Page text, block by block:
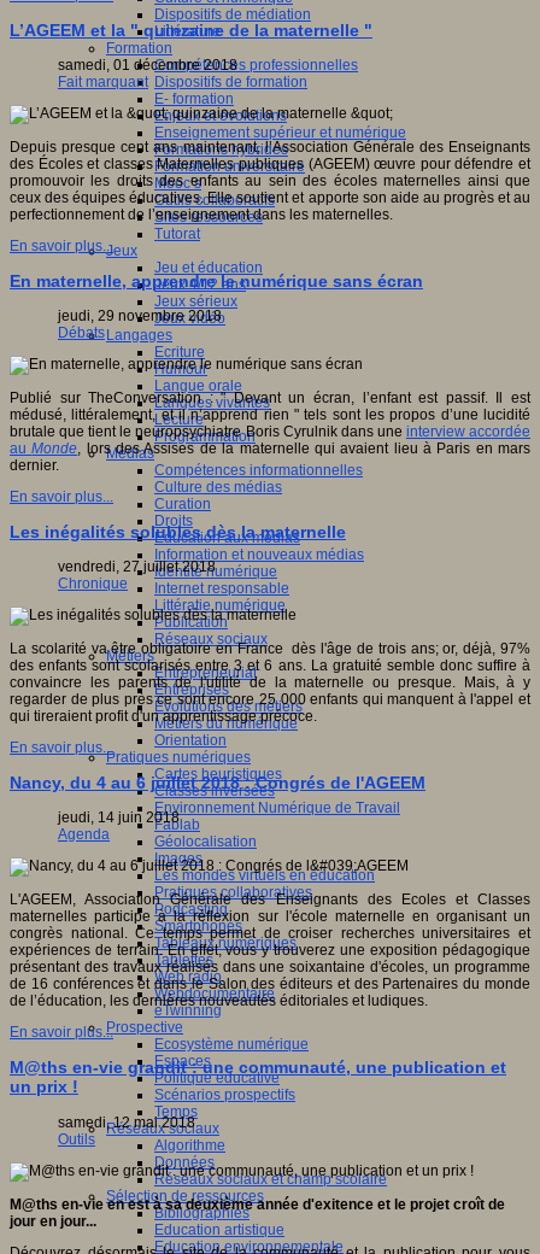
Dispositifs de médiation
Littérature
Formation
Compétences professionnelles
Dispositifs de formation
E- formation
Enjeux et évolutions
Enseignement supérieur et numérique
Formations hybrides
Formation universitaire
Mooc’s
Outils collaboratifs
Sites ressources
Tutorat
Jeux
Jeu et éducation
Jeux 4/12 ans
Jeux sérieux
Jeux vidéo
Langages
Ecriture
Humour
Langue orale
Langues vivantes
Lecture
Programmation
Médias
Compétences informationnelles
Culture des médias
Curation
Droits
Education aux médias
Information et nouveaux médias
Identité numérique
Internet responsable
Littératie numérique
Publication
Réseaux sociaux
Métiers
Entrepreneuriat
Entreprises
Evolutions des métiers
Métiers du numérique
Orientation
Pratiques numériques
Cartes heuristiques
Classes inversées
Environnement Numérique de Travail
Fablab
Géolocalisation
Images
Les mondes virtuels en éducation
Pratiques collaboratives
Podcasting
Smartphones
Tableaux numériques
Tablettes
Web radio
Webdocumentaire
eTwinning
Prospective
Ecosystème numérique
Espaces
Politique éducative
Scénarios prospectifs
Temps
Réseaux sociaux
Algorithme
Données
Réseaux sociaux et champ scolaire
Sélection de ressources
Bibliographies
Education artistique
Education environnementale
L’AGEEM et la " quinzaine de la maternelle "
samedi, 01 décembre 2018
Fait marquant
Depuis presque cent ans maintenant, l’Association Générale des Enseignants
des Écoles et classes Maternelles publiques (AGEEM) œuvre pour défendre et
promouvoir les droits des enfants au sein des écoles maternelles ainsi que
ceux des équipes éducatives. Elle soutient et apporte son aide au progrès et au
perfectionnement de l’enseignement dans les maternelles.
En savoir plus...
En maternelle, apprendre le numérique sans écran
jeudi, 29 novembre 2018
Débats
Publié sur TheConversation : " Devant un écran, l’enfant est passif. Il est
médusé, littéralement, et il n’apprend rien " tels sont les propos d’une lucidité
brutale que tient le neuropsychiatre Boris Cyrulnik dans une interview accordée
auMonde, lors des Assises de la maternelle qui avaient lieu à Paris en mars
dernier.
En savoir plus...
Les inégalités solubles dès la maternelle
vendredi, 27 juillet 2018
Chronique
La scolarité va être obligatoire en France dès l'âge de trois ans; or, déjà, 97%
des enfants sont scolarisés entre 3 et 6 ans. La gratuité semble donc suffire à
convaincre les parents de l'utilité de la maternelle ou presque. Mais, à y
regarder de plus près ce sont encore 25 000 enfants qui manquent à l'appel et
qui tireraient profit d'un apprentissage précoce.
En savoir plus...
Nancy, du 4 au 6 juillet 2018 : Congrés de l'AGEEM
jeudi, 14 juin 2018
Agenda
L'AGEEM, Association Générale des Enseignants des Ecoles et Classes
maternelles participe à la réflexion sur l'école maternelle en organisant un
congrès national. Ce temps permet de croiser recherches universitaires et
expériences de terrain. En effet, vous y trouverez une exposition pédagogique
présentant des travaux réalisés dans une soixantaine d'écoles, un programme
de 16 conférences et dans le Salon des éditeurs et des Partenaires du monde
de l’éducation, les dernières nouveautés éditoriales et ludiques.
En savoir plus...
M@ths en-vie grandit : une communauté, une publication et
un prix !
samedi, 12 mai 2018
Outils
M@ths en-vie en est à sa deuxième année d'exitence et le projet croît de
jour en jour...